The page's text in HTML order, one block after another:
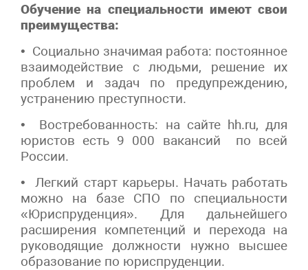
Обучение на специальности имеют свои
преимущества:
• Социально значимая работа: постоянное
взаимодействие с людьми, решение их
проблем и задач по предупреждению,
устранению преступности.
• Востребованность: на сайте hh.ru, для
юристов есть 9 000 вакансий по всей
России.
• Легкий старт карьеры. Начать работать
можно на базе СПО по специальности
«Юриспруденция». Для дальнейшего
расширения компетенций и перехода на
руководящие должности нужно высшее
образование по юриспруденции.